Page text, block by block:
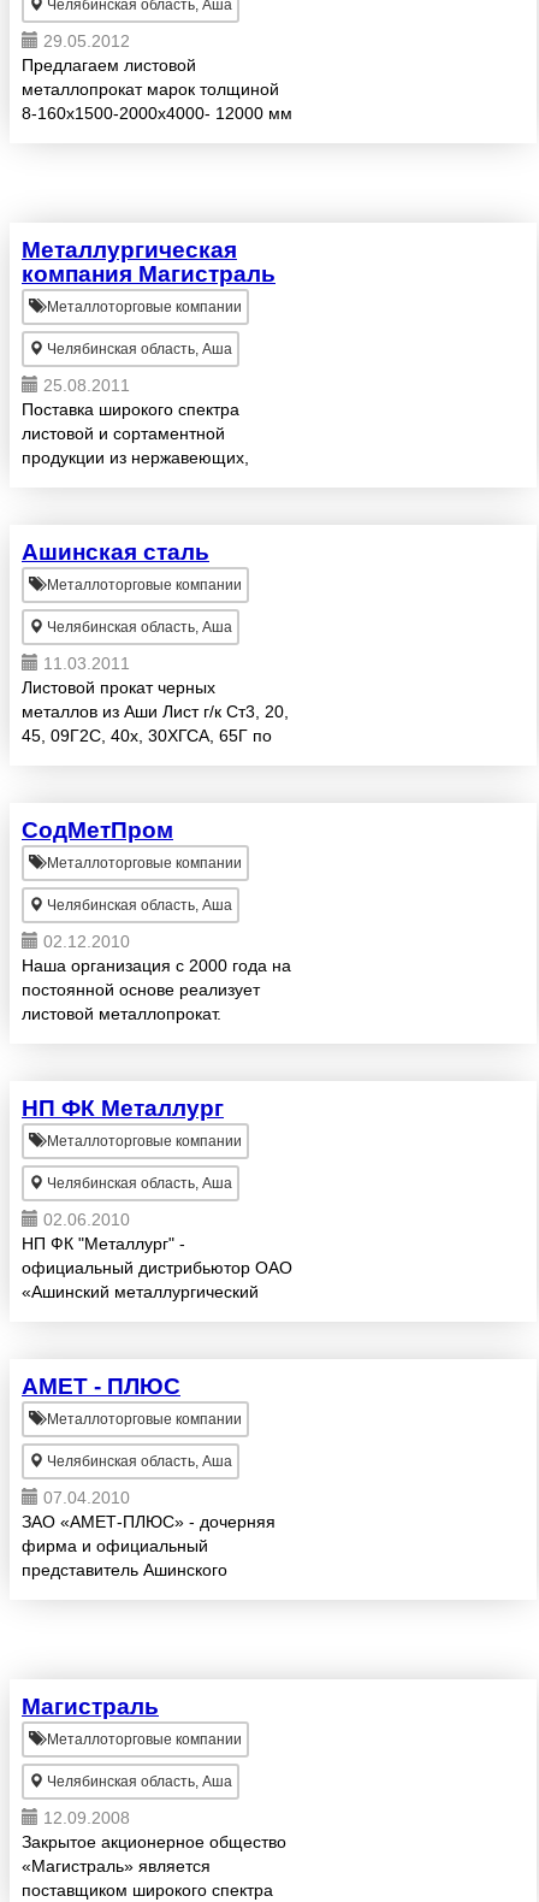
Челябинская область, Аша
29.05.2012
Предлагаем листовой
металлопрокат марок толщиной
8-160х1500-2000х4000- 12000 мм
Металлургическая
компания Магистраль
Металлоторговые компании
Челябинская область, Аша
25.08.2011
Поставка широкого спектра
листовой и сортаментной
продукции из нержавеющих,
сталей и сплавов с химическим
составом по ГОСТ 5632-72,
12Х25Н16Г7АР (ЭИ835), ...
Ашинская сталь
Металлоторговые компании
Челябинская область, Аша
11.03.2011
Листовой прокат черных
металлов из Аши Лист г/к Ст3, 20,
45, 09Г2С, 40х, 30ХГСА, 65Г по
металлов на внешний рынок
Марки стали S235JRG2, RSt37-2,
S2...
СодМетПром
Металлоторговые компании
Челябинская область, Аша
02.12.2010
Наша организация с 2000 года на
постоянной основе реализует
листовой металлопрокат.
листовой прокат различных
марок сталей, Ст3, 10, 20, 45,
09Г2С, 20К, 40Х...
НП ФК Металлург
Металлоторговые компании
Челябинская область, Аша
02.06.2010
НП ФК "Металлург" -
официальный дистрибьютор ОАО
«Ашинский металлургический
предприятий заказы и заявки на
поставку металлопроката: г/к х/к
лист всех марок и ...
АМЕТ - ПЛЮС
Металлоторговые компании
Челябинская область, Аша
07.04.2010
ЗАО «АМЕТ-ПЛЮС» - дочерняя
фирма и официальный
представитель Ашинского
Магистраль
Металлоторговые компании
Челябинская область, Аша
12.09.2008
Закрытое акционерное общество
«Магистраль» является
поставщиком широкого спектра